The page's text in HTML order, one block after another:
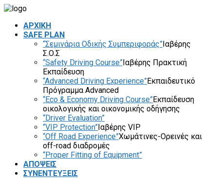
ΑΡΧΙΚΗ
SAFE PLAN
“Σεμινάρια Οδικής Συμπεριφοράς”Ιαβέρης
Σ.Ο.Σ
“Safety Driving Course”Ιαβέρης Πρακτική
Εκπαίδευση
“Advanced Driving Experience”Εκπαιδευτικό
Πρόγραμμα Advanced
“Eco & Economy Driving Course”Εκπαίδευση
οικολογικής και οικονομικής οδήγησης
“Driver Evaluation”
“VIP Protection”Ιαβέρης VIP
“Off Road Experience”Χωμάτινες-Ορεινές και
off-road διαδρομές
“Proper Fitting of Equipment”
ΑΠΟΨΕΙΣ
ΣΥΝΕΝΤΕΥΞΕΙΣ